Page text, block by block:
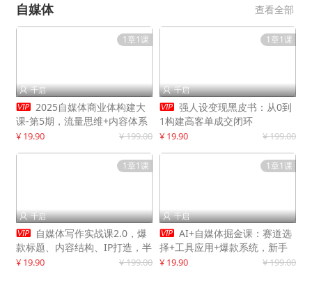
自媒体 查看全部
1章1课
 千启
 2025自媒体商业体构建大
课-第5期，流量思维+内容体系
+变现闭环，打造个人可持续生
¥ 19.90 ¥ 199.00
1章1课
 千启
 强人设变现黑皮书：从0到
1构建高客单成交闭环
¥ 19.90 ¥ 199.00
1章1课
 千启
 自媒体写作实战课2.0，爆
款标题、内容结构、IP打造，半
年复制30万粉月入10万+
¥ 19.90 ¥ 199.00
1章1课
 千启
 AI+自媒体掘金课：赛道选
择+工具应用+爆款系统，新手
快速起步，副业月入8000+
¥ 19.90 ¥ 199.00